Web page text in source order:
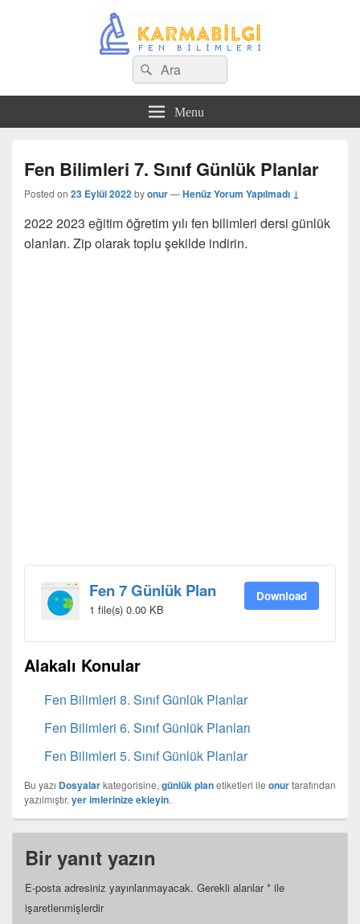
Search
for:
Ara
Menu
Fen Bilimleri 7. Sınıf Günlük Planlar
Posted on 23 Eylül 2022byonur—Henüz Yorum Yapılmadı ↓
2022 2023 eğitim öğretim yılı fen bilimleri dersi günlük
olanları. Zip olarak toplu şekilde indirin.
Fen 7 Günlük Plan
1 file(s) 0.00 KB
Download
Alakalı Konular
Fen Bilimleri 8. Sınıf Günlük Planlar
Fen Bilimleri 6. Sınıf Günlük Planları
Fen Bilimleri 5. Sınıf Günlük Planlar
Bu yazı Dosyalarkategorisine, günlük planetiketleri ile onurtarafından
yazılmıştır. yer imlerinize ekleyin.
Bir yanıt yazın
E-posta adresiniz yayınlanmayacak. Gerekli alanlar* ile
işaretlenmişlerdir